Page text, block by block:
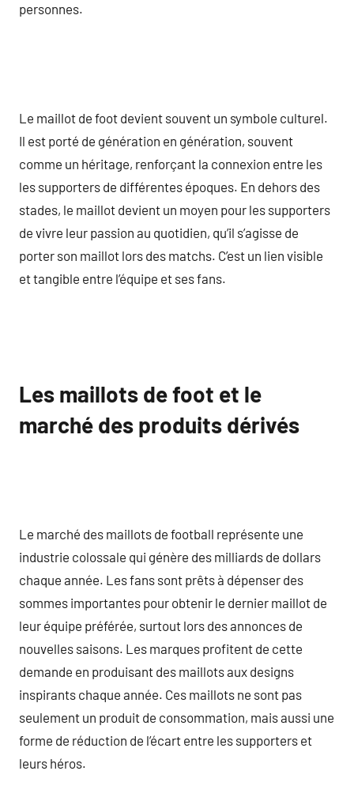
personnes.
Le maillot de foot devient souvent un symbole culturel.
Il est porté de génération en génération, souvent
comme un héritage, renforçant la connexion entre les
les supporters de différentes époques. En dehors des
stades, le maillot devient un moyen pour les supporters
de vivre leur passion au quotidien, qu’il s’agisse de
porter son maillot lors des matchs. C’est un lien visible
et tangible entre l’équipe et ses fans.
Les maillots de foot et le
marché des produits dérivés
Le marché des maillots de football représente une
industrie colossale qui génère des milliards de dollars
chaque année. Les fans sont prêts à dépenser des
sommes importantes pour obtenir le dernier maillot de
leur équipe préférée, surtout lors des annonces de
nouvelles saisons. Les marques profitent de cette
demande en produisant des maillots aux designs
inspirants chaque année. Ces maillots ne sont pas
seulement un produit de consommation, mais aussi une
forme de réduction de l’écart entre les supporters et
leurs héros.